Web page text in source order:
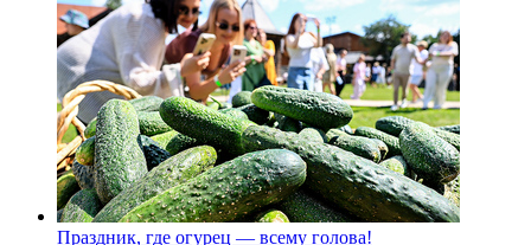
Праздник, где огурец — всему голова!